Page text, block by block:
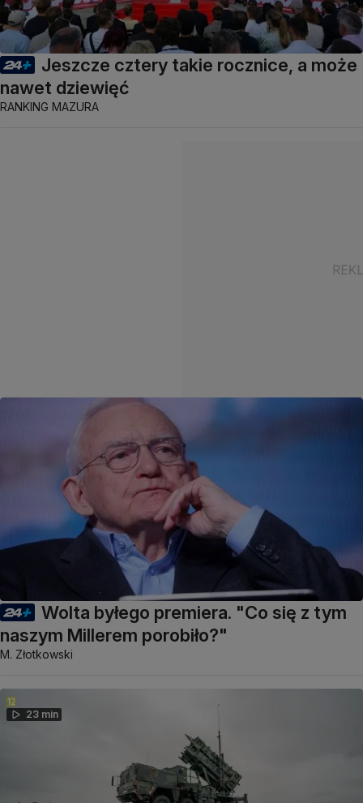
Jeszcze cztery takie rocznice, a może
nawet dziewięć
RANKING MAZURA
Wolta byłego premiera. "Co się z tym
naszym Millerem porobiło?"
M. Złotkowski
23 min